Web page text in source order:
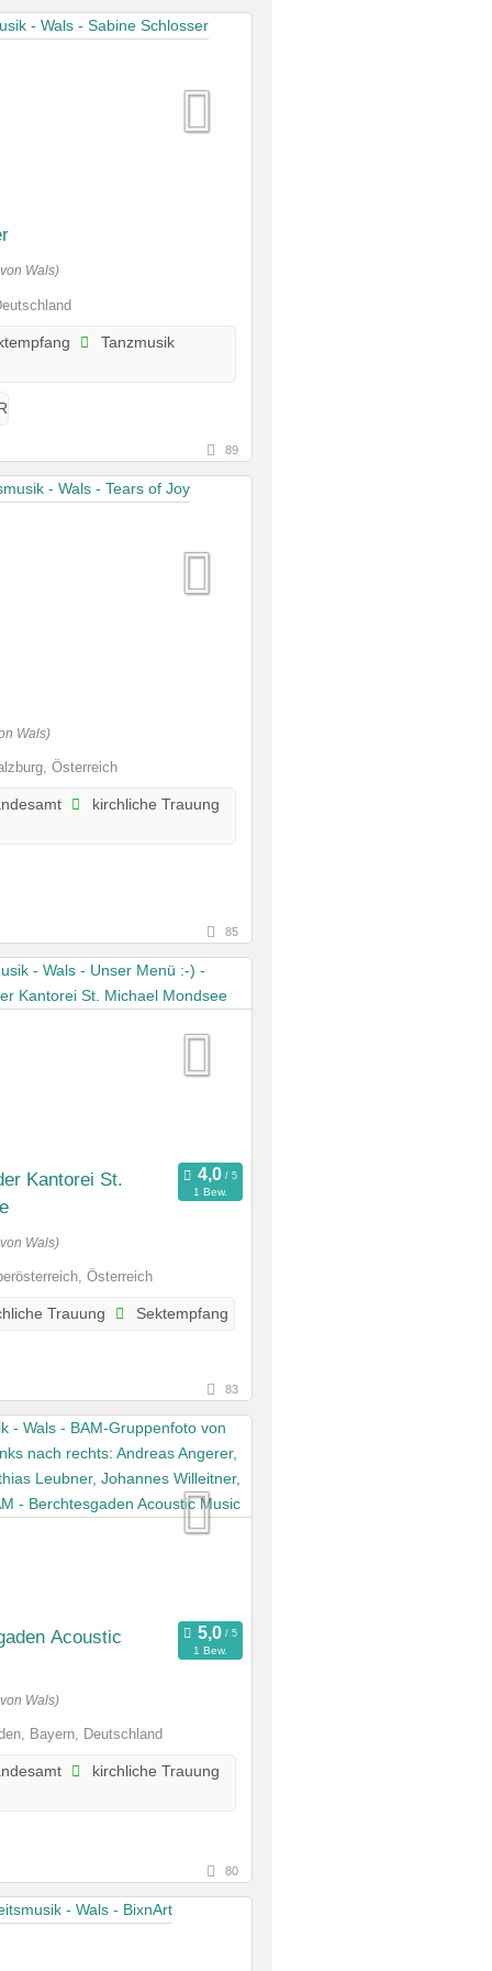
Wals)
Tanzmusik
89
Wals)
Österreich
kirchliche Trauung
85
Kantorei St.
1 Bew.
Wals)
Österreich
Trauung Sektempfang
83
Acoustic
1 Bew.
Wals)
Bayern, Deutschland
kirchliche Trauung
80